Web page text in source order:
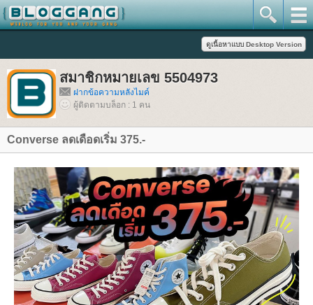
สมาชิกหมายเลข 5504973
ฝากข้อความหลังไมค์
ผู้ติดตามบล็อก : 1 คน
Converse ลดเดือดเริ่ม 375.-